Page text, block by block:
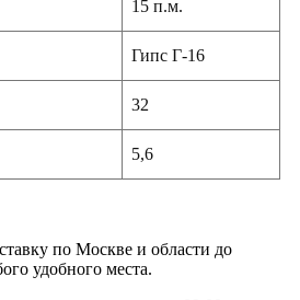
15 п.м.
Гипс Г-16
32
5,6
по Москве и области до
удобного места.